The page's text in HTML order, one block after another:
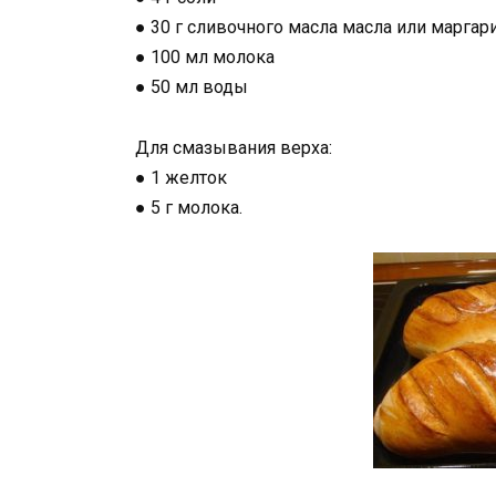
● 30 г сливочного масла масла или
● 100 мл молока
● 50 мл воды
Для смазывания верха:
● 1 желток
● 5 г молока.